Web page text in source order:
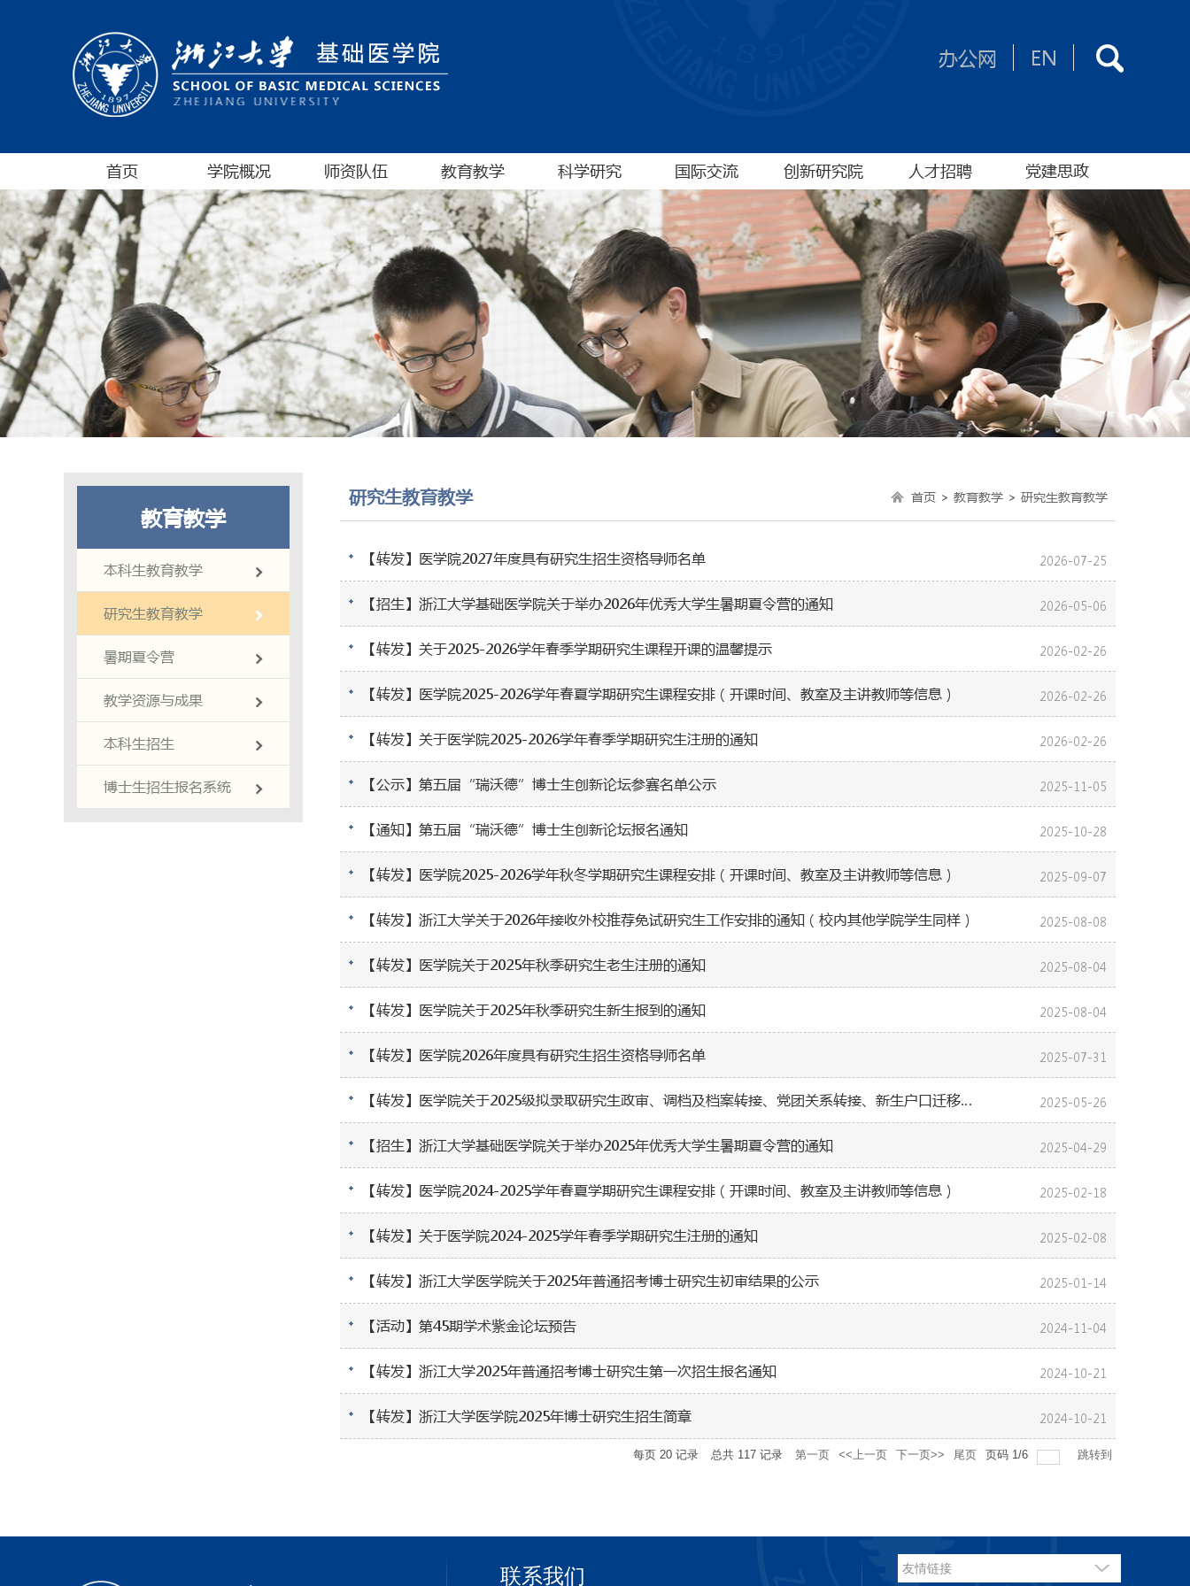
办公网 EN
首页 学院概况
学院介绍
学院领导
机构设置
院长致辞
历史沿革
委员会
综合办公室
联系我们
师资队伍
全职教师
博士生导师
教育教学
本科生教育教学
研究生教育教学
暑期夏令营
教学资源与成果
本科生招生
博士生招生报名系统
科学研究
科研动态
科研获奖
科研平台
学术讲座
名家讲堂
国际交流
战略伙伴
交流动态
国际会议
创新研究院
研究院介绍
研究院公告
孵化平台
项目遴选
人才招聘
人才招聘
专任教师招聘
博士后
研究助理
办公室职员
党建思政
组织建设
党员之家
工会园地
思政服务
教育教学
本科生教育教学
研究生教育教学
暑期夏令营
教学资源与成果
本科生招生
博士生招生报名系统
研究生教育教学 首页 > 教育教学 > 研究生教育教学
【转发】医学院2027年度具有研究生招生资格导师名单 2026-07-25
【招生】浙江大学基础医学院关于举办2026年优秀大学生暑期夏令营的通知 2026-05-06
【转发】关于2025-2026学年春季学期研究生课程开课的温馨提示 2026-02-26
【转发】医学院2025-2026学年春夏学期研究生课程安排（开课时间、教室及主讲教师等信息） 2026-02-26
【转发】关于医学院2025-2026学年春季学期研究生注册的通知 2026-02-26
【公示】第五届“瑞沃德”博士生创新论坛参赛名单公示 2025-11-05
【通知】第五届“瑞沃德”博士生创新论坛报名通知 2025-10-28
【转发】医学院2025-2026学年秋冬学期研究生课程安排（开课时间、教室及主讲教师等信息） 2025-09-07
【转发】浙江大学关于2026年接收外校推荐免试研究生工作安排的通知（校内其他学院学生同样） 2025-08-08
【转发】医学院关于2025年秋季研究生老生注册的通知 2025-08-04
【转发】医学院关于2025年秋季研究生新生报到的通知 2025-08-04
【转发】医学院2026年度具有研究生招生资格导师名单 2025-07-31
【转发】医学院关于2025级拟录取研究生政审、调档及档案转接、党团关系转接、新生户口迁移的通知 2025-05-26
【招生】浙江大学基础医学院关于举办2025年优秀大学生暑期夏令营的通知 2025-04-29
【转发】医学院2024-2025学年春夏学期研究生课程安排（开课时间、教室及主讲教师等信息） 2025-02-18
【转发】关于医学院2024-2025学年春季学期研究生注册的通知 2025-02-08
【转发】浙江大学医学院关于2025年普通招考博士研究生初审结果的公示 2025-01-14
【活动】第45期学术紫金论坛预告 2024-11-04
【转发】浙江大学2025年普通招考博士研究生第一次招生报名通知 2024-10-21
【转发】浙江大学医学院2025年博士研究生招生简章 2024-10-21
每页 20 记录 总共 117 记录 第一页 <<上一页 下一页>> 尾页 页码 1/6 跳转到
联系我们